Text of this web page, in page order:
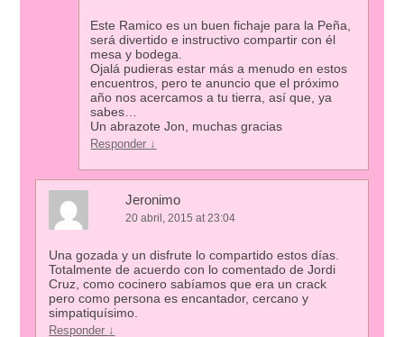
Este Ramico es un buen fichaje para la Peña,
será divertido e instructivo compartir con él
mesa y bodega.
Ojalá pudieras estar más a menudo en estos
encuentros, pero te anuncio que el próximo
año nos acercamos a tu tierra, así que, ya
sabes…
Un abrazote Jon, muchas gracias
Responder ↓
Jeronimo
20 abril, 2015 at 23:04
Una gozada y un disfrute lo compartido estos días.
Totalmente de acuerdo con lo comentado de Jordi
Cruz, como cocinero sabíamos que era un crack
pero como persona es encantador, cercano y
simpatiquísimo.
Responder ↓